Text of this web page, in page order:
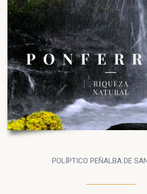
POLÍPTICO PEÑALBA DE